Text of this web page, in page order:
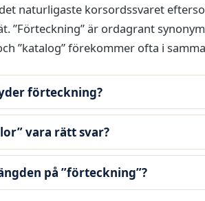
naturligaste korsordssvaret
”Förteckning” är ordagrant
”katalog” förekommer ofta i
förteckning?
vara rätt svar?
på ”förteckning”?